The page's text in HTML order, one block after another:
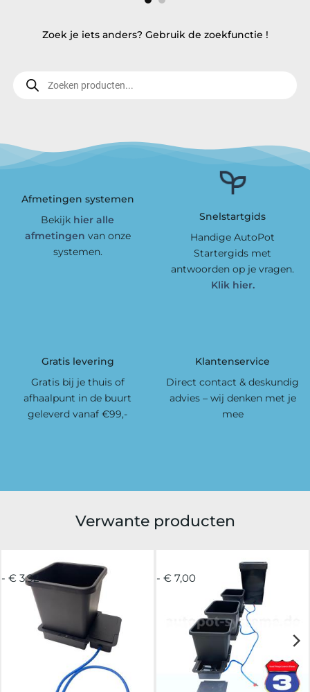
Zoek je iets anders? Gebruik de zoekfunctie !
zoeken
Afmetingen systemen
Bekijk hier alle
afmetingen van onze
systemen.
Snelstartgids
Handige AutoPot
Startergids met
antwoorden op je vragen.
Klik hier.
Gratis levering
Gratis bij je thuis of
afhaalpunt in de buurt
geleverd vanaf €99,-
Klantenservice
Direct contact & deskundig
advies – wij denken met je
mee
Verwante producten
- € 3,92 - € 7,00